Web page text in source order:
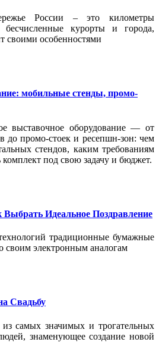
России – это километры
курорты и города,
своими особенностями
мобильные стенды, промо-
выставочное оборудование — от
до промо-стоек и ресепшн-зон: чем
стендов, каким требованиям
комплект под свою задачу и бюджет.
Идеальное Поздравление
традиционные бумажные
своим электронным аналогам
Свадьбу
самых значимых и трогательных
знаменующее создание новой